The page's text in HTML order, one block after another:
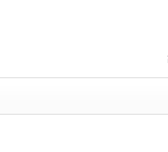
גבוה דו־כנפי מודולרי